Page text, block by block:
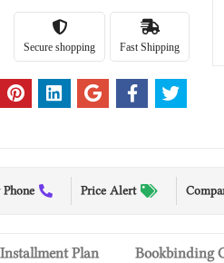
Fast Shipping
Secure shopping
Price Alert
Bookbinding
Plan